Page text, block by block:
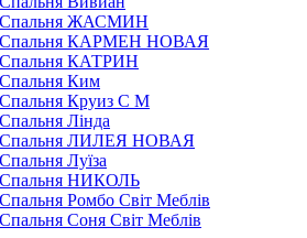
Спальня ЖАСМИН
Спальня КАРМЕН НОВАЯ
Спальня КАТРИН
Спальня Ким
Спальня Круиз С М
Спальня Лінда
Спальня ЛИЛЕЯ НОВАЯ
Спальня Луїза
Спальня НИКОЛЬ
Спальня Ромбо Світ Меблів
Спальня Соня Світ Меблів